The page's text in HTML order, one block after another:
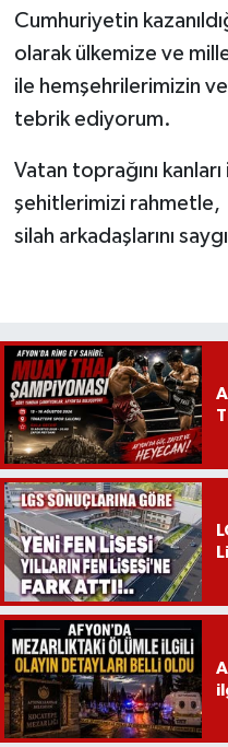
Cumhuriyetin
olarak ülkemize ve
ile hemşehrilerimizin
tebrik ediyorum.
Vatan toprağını
şehitlerimizi
silah arkadaşlarını